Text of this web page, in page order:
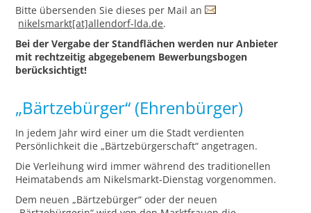
Bitte übersenden Sie dieses per Mail an
nikelsmarkt[at]allendorf-lda.de.
Bei der Vergabe der Standflächen werden nur Anbieter
mit rechtzeitig abgegebenem Bewerbungsbogen
berücksichtigt!
„Bärtzebürger“ (Ehrenbürger)
In jedem Jahr wird einer um die Stadt verdienten
Persönlichkeit die „Bärtzebürgerschaft“ angetragen.
Die Verleihung wird immer während des traditionellen
Heimatabends am Nikelsmarkt-Dienstag vorgenommen.
Dem neuen „Bärtzebürger“ oder der neuen